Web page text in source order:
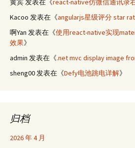
黄宾发表在《react-native仿微信通讯录
Kacoo 发表在《angularjs星级评分 star
啊Yan 发表在《使用react-native实现
效果》
admin 发表在《.net mvc display image
sheng00发表在《Defy电池跳电详解》
归档
2026 年 4 月